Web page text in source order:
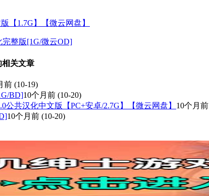
【1.7G】【微云网盘】
整版[1G/微云OD]
相关文章
前 (10-19)
BD]10个月前 (10-20)
公共汉化中文版【PC+安卓/2.7G】【微云网盘】 10个月前
10个月前 (10-20)